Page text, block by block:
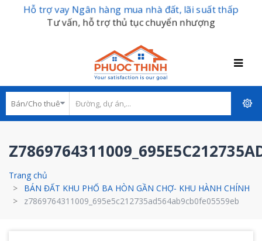
Hỗ trợ vay Ngân hàng mua nhà đất, lãi suất thấp
Tư vấn, hỗ trợ thủ tục chuyển nhượng
Trang chủ
BÁN ĐẤT KHU PHỐ BA HÒN GẦN CHỢ- KHU HÀNH CHÍNH
z7869764311009_695e5c212735ad564ab9cb0fe05559eb